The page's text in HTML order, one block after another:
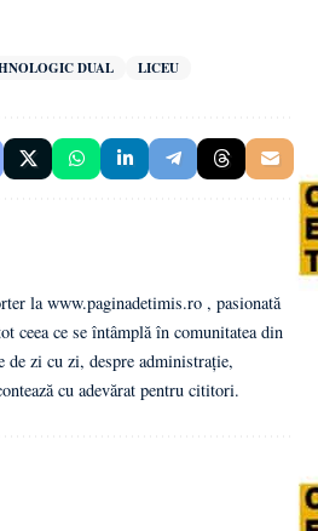
DUAL LICEU
la www.paginadetimis.ro , pasionată
ceea ce se întâmplă în comunitatea din
zi cu zi, despre administrație,
cu adevărat pentru cititori.